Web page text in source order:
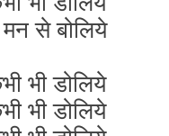
से बोलिये
भी डोलिये
भी डोलिये